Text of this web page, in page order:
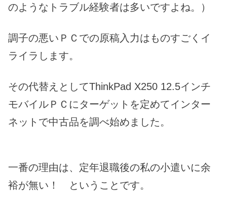
のようなトラブル経験者は多いですよね。）
調子の悪いＰＣでの原稿入力はものすごくイ
ライラします。
その代替えとしてThinkPad X250 12.5インチ
モバイルＰＣにターゲットを定めてインター
ネットで中古品を調べ始めました。
一番の理由は、定年退職後の私の小遣いに余
裕が無い！ ということです。